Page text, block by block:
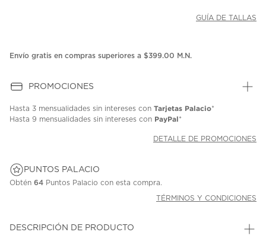
GUÍA DE TALLAS
Envío gratis en compras superiores a $399.00 M.N.
PROMOCIONES
Hasta 3 mensualidades sin intereses con Tarjetas Palacio*
Hasta 9 mensualidades sin intereses con PayPal*
DETALLE DE PROMOCIONES
PUNTOS PALACIO
Obtén 64 Puntos Palacio con esta compra.
TÉRMINOS Y CONDICIONES
DESCRIPCIÓN DE PRODUCTO